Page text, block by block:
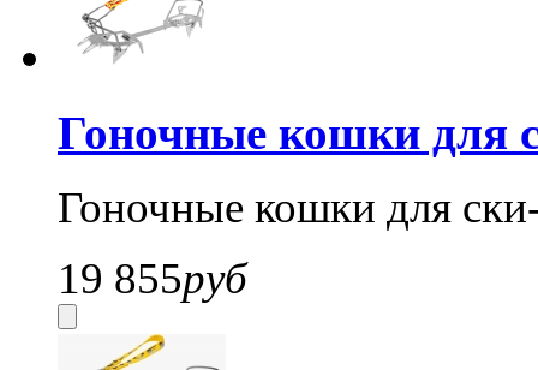
Гоночные кошки для
Гоночные кошки для
19 855руб